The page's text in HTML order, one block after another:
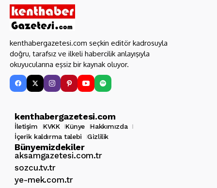
kenthabergazetesi.com seçkin editör kadrosuyla
doğru, tarafsız ve ilkeli habercilik anlayışıyla
okuyucularına eşsiz bir kaynak oluyor.
kenthabergazetesi.com
İletişim KVKK Künye
Hakkımızda
İçerik kaldırma talebi
Gizlilik
Bünyemizdekiler
aksamgazetesi.com.tr
sozcu.tv.tr
ye-mek.com.tr